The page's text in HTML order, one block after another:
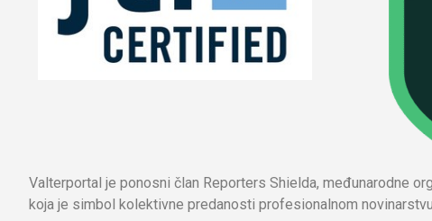
Valterportal je ponosni član Reporters Shielda, međunarodne
koja je simbol kolektivne predanosti profesionalnom